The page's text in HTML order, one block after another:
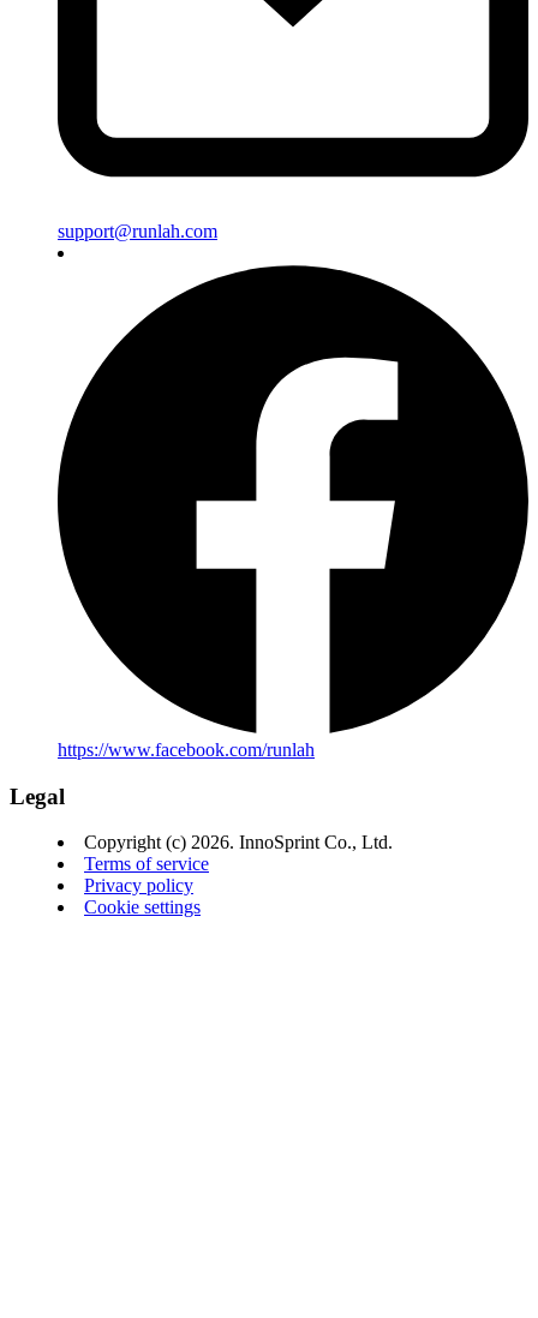
support@runlah.com
https://www.facebook.com/runlah
Legal
Copyright (c) 2026. InnoSprint Co., Ltd.
Terms of service
Privacy policy
Cookie settings